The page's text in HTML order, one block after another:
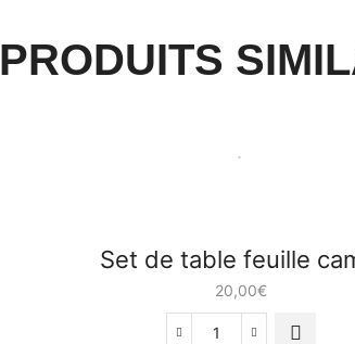
PRODUITS
Set de table feuille
20,00€